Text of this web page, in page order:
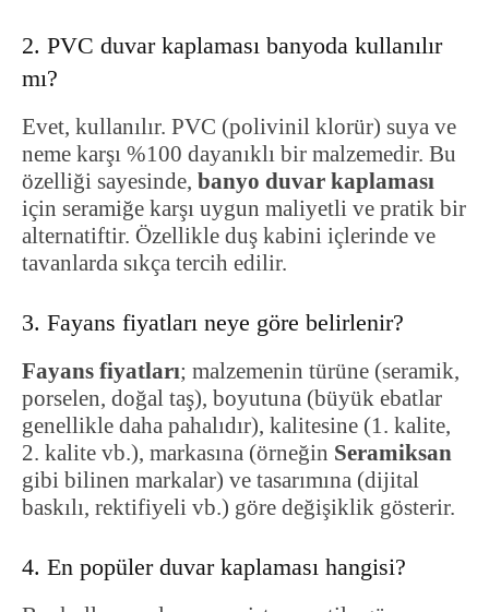
2. PVC duvar kaplaması banyoda kullanılır
mı?
Evet, kullanılır. PVC (polivinil klorür) suya ve
neme karşı %100 dayanıklı bir malzemedir. Bu
özelliği sayesinde, banyo duvar kaplaması
için seramiğe karşı uygun maliyetli ve pratik bir
alternatiftir. Özellikle duş kabini içlerinde ve
tavanlarda sıkça tercih edilir.
3. Fayans fiyatları neye göre belirlenir?
Fayans fiyatları; malzemenin türüne (seramik,
porselen, doğal taş), boyutuna (büyük ebatlar
genellikle daha pahalıdır), kalitesine (1. kalite,
2. kalite vb.), markasına (örneğin Seramiksan
gibi bilinen markalar) ve tasarımına (dijital
baskılı, rektifiyeli vb.) göre değişiklik gösterir.
4. En popüler duvar kaplaması hangisi?